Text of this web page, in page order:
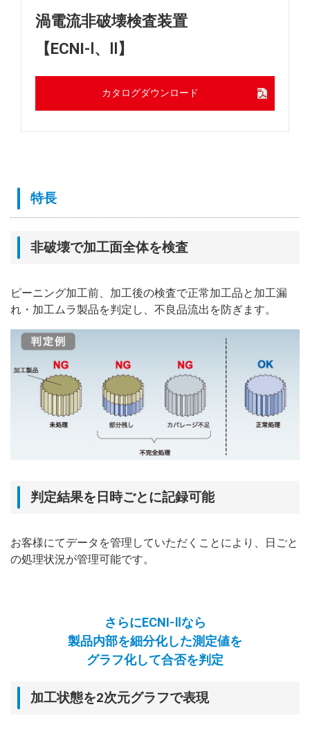
渦電流非破壊検査装置
【ECNI-Ⅰ、Ⅱ】
カタログダウンロード
特長
非破壊で加工面全体を検査
ピーニング加工前、加工後の検査で正常加工品と加工漏
れ・加工ムラ製品を判定し、不良品流出を防ぎます。
判定結果を日時ごとに記録可能
お客様にてデータを管理していただくことにより、日ごと
の処理状況が管理可能です。
さらにECNI-Ⅱなら
製品内部を細分化した測定値を
グラフ化して合否を判定
加工状態を2次元グラフで表現